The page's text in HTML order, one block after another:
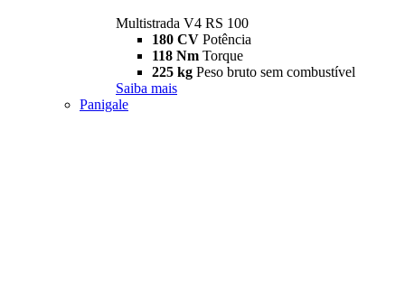
Multistrada V4 RS 100
180 CV Potência
118 Nm Torque
225 kg Peso bruto sem combustível
Saiba mais
Panigale